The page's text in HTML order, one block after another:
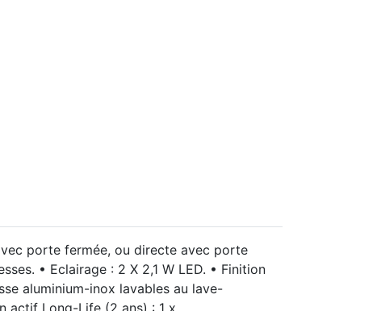
porte fermée, ou directe avec porte
• Eclairage : 2 X 2,1 W LED. • Finition
aluminium-inox lavables au lave-
actif Long-Life (2 ans) : 1 x